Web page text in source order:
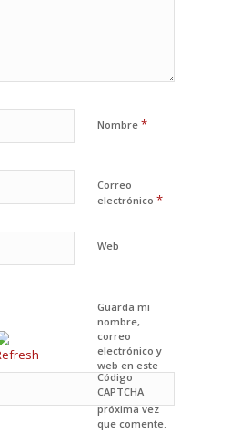
Nombre *
Correo
electrónico *
Web
Guarda mi
nombre,
correo
electrónico y
web en este
navegador
para la
próxima vez
que comente.
Código
CAPTCHA